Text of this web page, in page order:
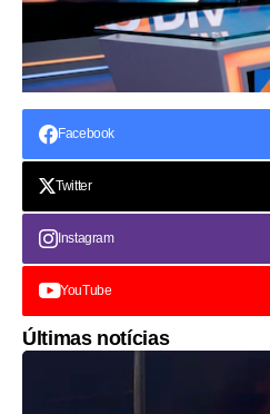
Facebook
Twitter
Instagram
YouTube
Últimas notícias